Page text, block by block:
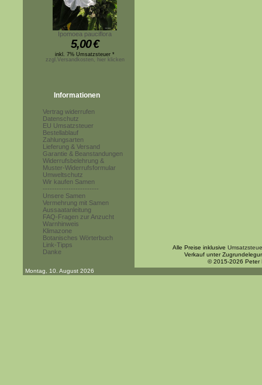
Ipomoea pauciflora
5,00€
inkl. 7% Umsatzsteuer *
zzgl.Versandkosten, hier klicken
Informationen
Vertrag widerrufen
Datenschutz
EU Umsatzsteuer
Bestellablauf
Zahlungsarten
Lieferung & Versand
Garantie & Beanstandungen
Widerrufsbelehrung &
Muster-Widerrufsformular
Umweltschutz
Wir kaufen Samen
------------------------
Unsere Samen
Vermehrung mit Samen
Aussaatanleitung
FAQ-Fragen zur Anzucht
Warnhinweis
Klimazone
Botanisches Wörterbuch
Link-Tipps
Danke
Alle Preise inklusive
Verkauf unter
© 2015-2026 Peter
Montag, 10. August 2026